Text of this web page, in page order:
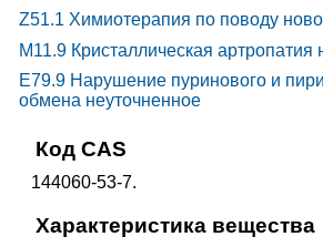
Z51.1 Химиотерапия по поводу
M11.9 Кристаллическая артропатия
E79.9 Нарушение пуринового и
обмена неуточненное
Код CAS
144060-53-7.
Характеристика вещества